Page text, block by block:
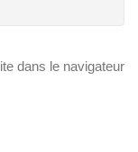
dans le navigateur